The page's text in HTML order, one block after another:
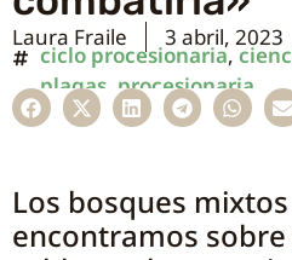
Laura Fraile 3 abril, 2023
ciclo procesionaria,
plagas, procesionaria
Los bosques mixtos
encontramos